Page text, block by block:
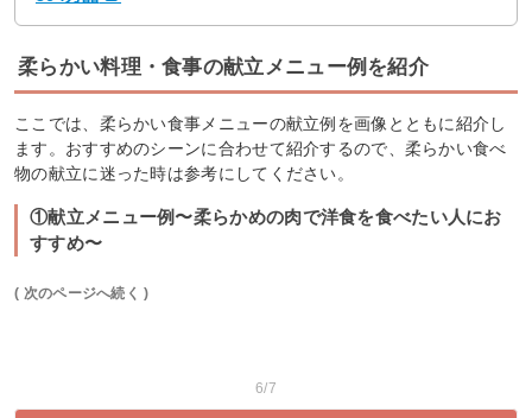
柔らかい料理・食事の献立メニュー例を紹介
ここでは、柔らかい食事メニューの献立例を画像とともに紹介し
ます。おすすめのシーンに合わせて紹介するので、柔らかい食べ
物の献立に迷った時は参考にしてください。
①献立メニュー例〜柔らかめの肉で洋食を食べたい人にお
すすめ〜
( 次のページへ続く )
6/7